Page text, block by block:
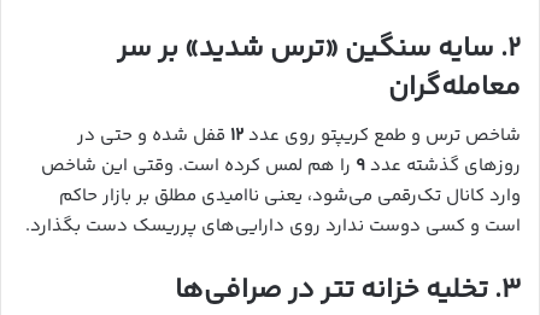
۲. سایه سنگین «ترس شدید» بر سر
معامله‌گران
شاخص ترس و طمع کریپتو روی عدد۱۲ قفل شده و حتی در
روزهای گذشته عدد۹ را هم لمس کرده است. وقتی این شاخص
وارد کانال تک‌رقمی می‌شود، یعنی ناامیدی مطلق بر بازار حاکم
است و کسی دوست ندارد روی دارایی‌های پرریسک دست بگذارد.
۳. تخلیه خزانه تتر در صرافی‌ها